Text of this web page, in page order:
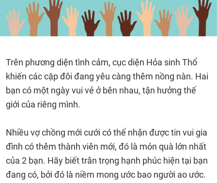
Trên phương diện tình cảm, cục diện Hỏa sinh Thổ
khiến các cặp đôi đang yêu càng thêm nồng nàn. Hai
bạn có một ngày vui vẻ ở bên nhau, tận hưởng thế
giới của riêng mình.
Nhiều vợ chồng mới cưới có thể nhận được tin vui gia
đình có thêm thành viên mới, đó là món quà lớn nhất
của 2 bạn. Hãy biết trân trọng hạnh phúc hiện tại bạn
đang có, bởi đó là niềm mong ước bao người ao ước.